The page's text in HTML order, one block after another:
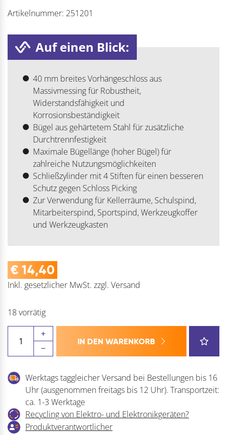
Artikelnummer: 251201
Auf einen Blick:
40 mm breites Vorhängeschloss aus
Massivmessing für Robustheit,
Widerstandsfähigkeit und
Korrosionsbeständigkeit
Bügel aus gehärtetem Stahl für zusätzliche
Durchtrennfestigkeit
Maximale Bügellänge (hoher Bügel) für
zahlreiche Nutzungsmöglichkeiten
Schließzylinder mit 4 Stiften für einen besseren
Schutz gegen Schloss Picking
Zur Verwendung für Kellerräume, Schulspind,
Mitarbeiterspind, Sportspind, Werkzeugkoffer
und Werkzeugkasten
€ 14,40
Inkl. gesetzlicher MwSt. zzgl. Versand
18 vorrätig
LOCK
Vorhangschloss
EURDLH
Messing,
Breite
40
mm,
IN DEN WARENKORB
Werktags taggleicher Versand bei Bestellungen bis 16
Uhr (ausgenommen freitags bis 12 Uhr). Transportzeit:
ca. 1-3 Werktage
Recycling von Elektro- und Elektronikgeräten?
Produktverantwortlicher